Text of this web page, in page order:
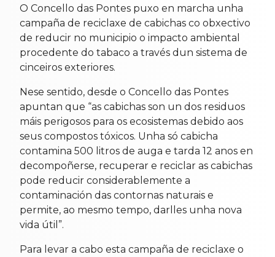
O Concello das Pontes puxo en marcha unha
campaña de reciclaxe de cabichas co obxectivo
de reducir no municipio o impacto ambiental
procedente do tabaco a través dun sistema de
cinceiros exteriores.
Nese sentido, desde o Concello das Pontes
apuntan que “as cabichas son un dos residuos
máis perigosos para os ecosistemas debido aos
seus compostos tóxicos. Unha só cabicha
contamina 500 litros de auga e tarda 12 anos en
decompoñerse, recuperar e reciclar as cabichas
pode reducir considerablemente a
contaminación das contornas naturais e
permite, ao mesmo tempo, darlles unha nova
vida útil”.
Para levar a cabo esta campaña de reciclaxe o